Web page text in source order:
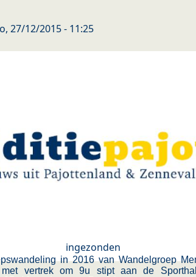
27/12/2015 - 11:25
ingezonden
in 2016 van Wandelgroep
vertrek om 9u stipt aan de